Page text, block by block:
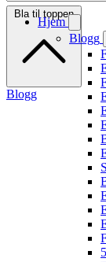
Hjem
Blogg
Bla til toppen
Blogg